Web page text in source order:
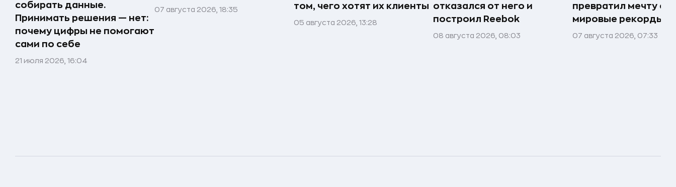
собирать данные.
Принимать решения — нет:
почему цифры не помогают
сами по себе
21 июля 2026, 16:04
07 августа 2026, 18:35
том, чего хотят их клиенты
05 августа 2026, 13:28
отказался от него и
построил Reebok
08 августа 2026, 08:03
превратил мечту о
мировые рекорды и
07 августа 2026, 07:33